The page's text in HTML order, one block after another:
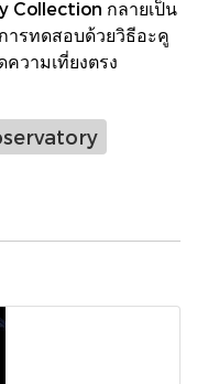
กลายเป็น
ารทดสอบด้วยวิธีอะคู
วามเที่ยงตรง